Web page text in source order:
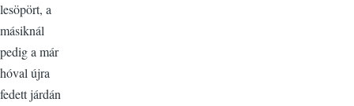
lesöpört, a
másiknál
pedig a már
hóval újra
fedett járdán